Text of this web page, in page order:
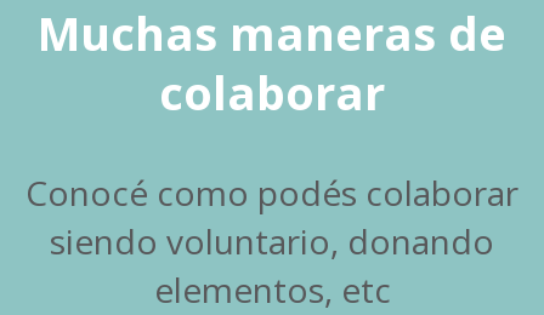
Muchas maneras de
colaborar
Conocé como podés colaborar
siendo voluntario, donando
elementos, etc